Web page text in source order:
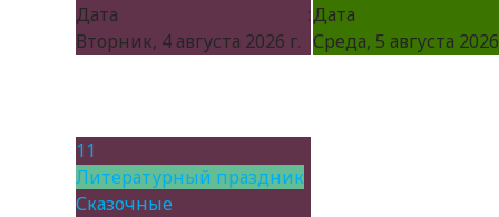
Дата :
Вторник, 4 августа 2026 г.
Дата
Среда, 5 августа
11
Литературный праздник
Сказочные